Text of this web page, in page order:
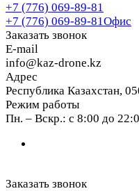
+7 (776) 069-89-81
+7 (776) 069-89-81Офис
Заказать звонок
E-mail
info@kaz-drone.kz
Адрес
Республика Казахстан,
Режим работы
Пн. – Вскр.: с 8:00 до
Заказать звонок